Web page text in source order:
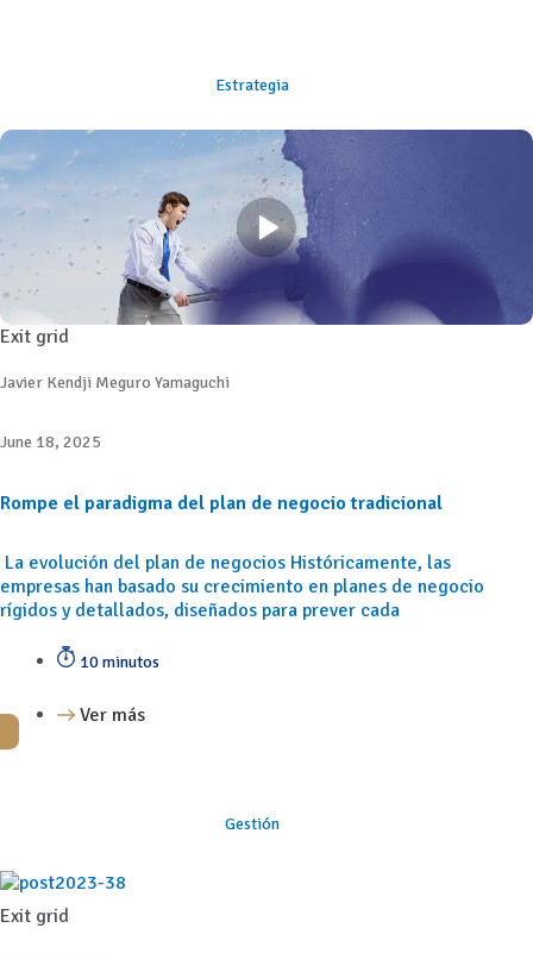
Estrategia
Exit grid
Javier Kendji Meguro Yamaguchi
June 18, 2025
Rompe el paradigma del plan de negocio tradicional
La evolución del plan de negocios Históricamente, las
empresas han basado su crecimiento en planes de negocio
rígidos y detallados, diseñados para prever cada
10 minutos
Ver más
Gestión
Exit grid